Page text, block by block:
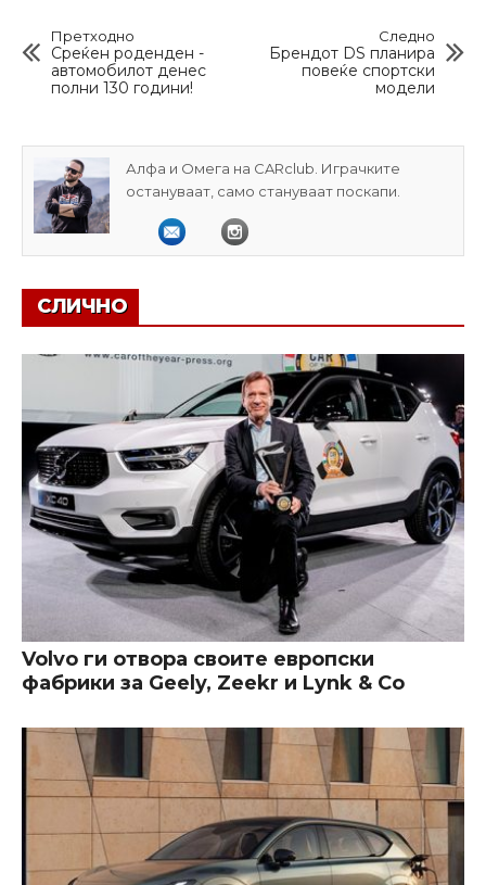
Претходно
Среќен роденден -
автомобилот денес
полни 130 години!
Следно
Брендот DS планира
повеќе спортски
модели
Алфа и Омега на CARclub. Играчките
остануваат, само стануваат поскапи.
СЛИЧНО
Volvo ги отвора своите европски
фабрики за Geely, Zeekr и Lynk & Co